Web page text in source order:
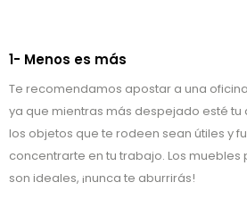
1- Menos es más
Te recomendamos apostar a una
ya que mientras más despejado esté
los objetos que te rodeen sean útiles y
concentrarte en tu trabajo. Los
son ideales, ¡nunca te aburrirás!